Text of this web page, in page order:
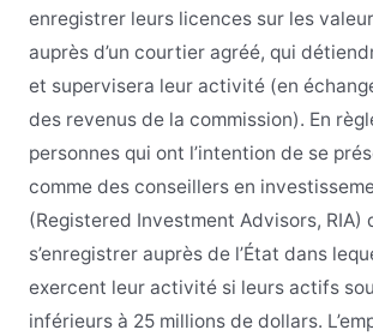
enregistrer leurs licences sur les
auprès d’un courtier agréé, qui
et supervisera leur activité (en
des revenus de la commission). En
personnes qui ont l’intention de se
comme des conseillers en
(Registered Investment Advisors, RIA)
s’enregistrer auprès de l’État dans
exercent leur activité si leurs actifs
inférieurs à 25 millions de dollars.